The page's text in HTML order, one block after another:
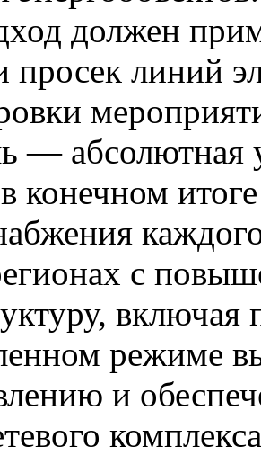
должен
просек линий
— абсолютная
конечном
с
включая
режиме
и